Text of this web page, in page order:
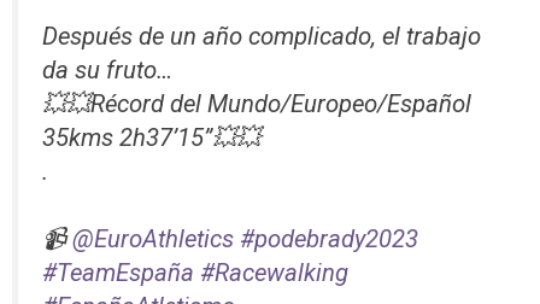
Después de un año complicado, el trabajo
da su fruto…
💥💥Récord del Mundo/Europeo/Español
35kms 2h37’15”💥💥
.
📹@EuroAthletics #podebrady2023
#TeamEspaña #Racewalking